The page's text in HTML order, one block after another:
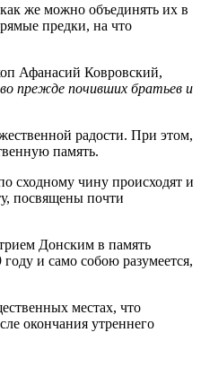
же можно объединять их в
предки, на что
Афанасий Ковровский,
прежде почивших братьев и
радости. При этом,
память.
сходному чину происходят и
посвящены почти
Донским в память
и само собою разумеется,
местах, что
окончания утреннего